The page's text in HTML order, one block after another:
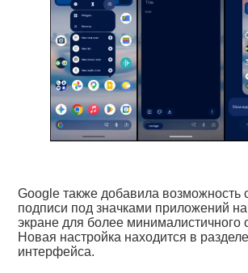
Google также добавила возможность
подписи под значками приложений
экране для более
Новая настройка находится в
интерфейса.